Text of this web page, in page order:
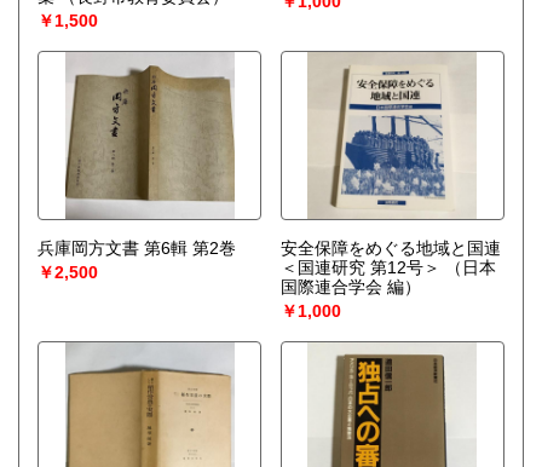
￥1,500
兵庫岡方文書 第6輯 第2巻
￥2,500
安全保障をめぐる地域と国連
＜国連研究 第12号＞
（日本
国際連合学会 編）
￥1,000